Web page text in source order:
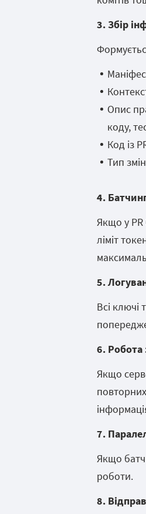
3. Збір
Опис
коду,
Код із
Тип
4.
Якщо у PR
ліміт
5.
Всі ключі
6. Робота
Якщо
7.
Якщо
роботи.
8.